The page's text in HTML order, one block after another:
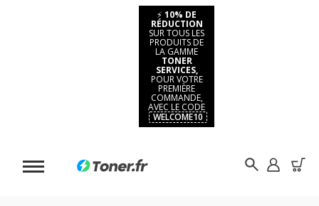
⚡ 10% DE
RÉDUCTION
SUR TOUS LES
PRODUITS DE
LA GAMME
TONER
SERVICES,
POUR VOTRE
PREMIÈRE
COMMANDE,
AVEC LE CODE
WELCOME10